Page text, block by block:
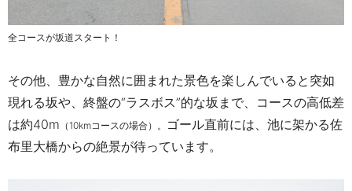
全コースが坂道スタート！
その他、豊かな自然に囲まれた景色を楽しんでいると突如
現れる坂や、終盤の“ラスボス”的な坂まで、コースの高低差
は約40m （10kmコースの場合）。 ゴール直前には、 池に架かる佐
布里大橋からの絶景が待っています。